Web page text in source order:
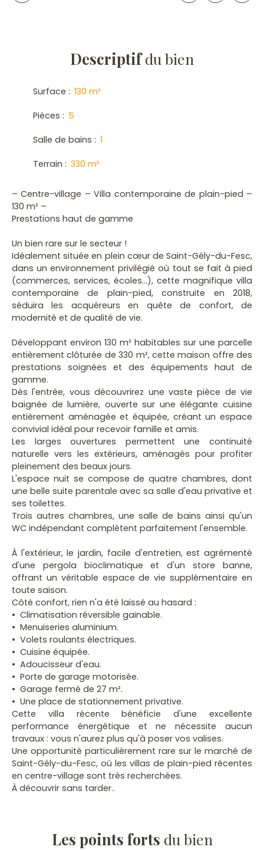
Descriptifdu bien
Surface : 130 m²
Pièces : 5
Salle de bains : 1
Terrain : 330 m²
– Centre-village – Villa contemporaine de plain-pied –
130 m² –
Prestations haut de gamme
Un bien rare sur le secteur !
Idéalement située en plein cœur de Saint-Gély-du-Fesc,
dans un environnement privilégié où tout se fait à pied
(commerces, services, écoles...), cette magnifique villa
contemporaine de plain-pied, construite en 2018,
séduira les acquéreurs en quête de confort, de
modernité et de qualité de vie.
Développant environ 130 m² habitables sur une parcelle
entièrement clôturée de 330 m², cette maison offre des
prestations soignées et des équipements haut de
gamme.
Dès l'entrée, vous découvrirez une vaste pièce de vie
baignée de lumière, ouverte sur une élégante cuisine
entièrement aménagée et équipée, créant un espace
convivial idéal pour recevoir famille et amis.
Les larges ouvertures permettent une continuité
naturelle vers les extérieurs, aménagés pour profiter
pleinement des beaux jours.
L'espace nuit se compose de quatre chambres, dont
une belle suite parentale avec sa salle d'eau privative et
ses toilettes.
Trois autres chambres, une salle de bains ainsi qu'un
WC indépendant complètent parfaitement l'ensemble.
À l'extérieur, le jardin, facile d'entretien, est agrémenté
d'une pergola bioclimatique et d'un store banne,
offrant un véritable espace de vie supplémentaire en
toute saison.
Côté confort, rien n'a été laissé au hasard :
Climatisation réversible gainable.
Menuiseries aluminium.
Volets roulants électriques.
Cuisine équipée.
Adoucisseur d'eau.
Porte de garage motorisée.
Garage fermé de 27 m².
Une place de stationnement privative.
Cette villa récente bénéficie d'une excellente
performance énergétique et ne nécessite aucun
travaux : vous n'aurez plus qu'à poser vos valises.
Une opportunité particulièrement rare sur le marché de
Saint-Gély-du-Fesc, où les villas de plain-pied récentes
en centre-village sont très recherchées.
À découvrir sans tarder..
Les points forts du bien